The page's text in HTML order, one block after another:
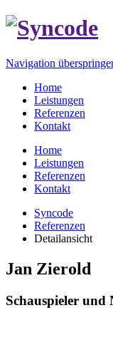
Navigation
Home
Leistungen
Referenzen
Kontakt
Home
Leistungen
Referenzen
Kontakt
Syncode
Referenzen
Detailansicht
Jan Zierold
Schauspieler und